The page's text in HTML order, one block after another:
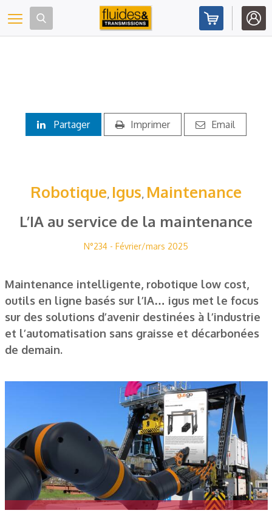
Toggle navigation
Partager Imprimer Email
Robotique, Igus, Maintenance
L’IA au service de la maintenance
N°234 - Février/mars 2025
Maintenance intelligente, robotique low cost,
outils en ligne basés sur l’IA… igus met le focus
sur des solutions d’avenir destinées à l’industrie
et l’automatisation sans graisse et décarbonées
de demain.
Panneau de gestion des cookies